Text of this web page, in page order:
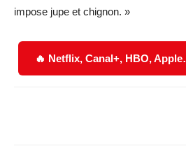
impose jupe et chignon. »
🔥 Netflix, Canal+, HBO,